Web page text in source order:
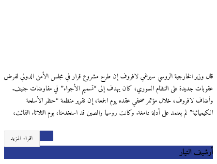
قال وزير الخارجية الروسي سيرغي لافروف إن طرح مشروع قرار في مجلس الأمن الدولي لفرض
عقوبات جديدة على النظام السوري، كان يهدف إلى “تسميم الأجواء” في مفاوضات جنيف.
وأضاف لافروف، خلال مؤتمر صحفي عقده يوم الجمعة، إن تقرير منظمة “حظر الأسلحة
الكيميائية” لم يعتمد على أدلة دامغة. وكانت روسيا والصين قد استخدمتا، يوم الثلاثاء الفائت،
اقراء المزيد
أرشيف التيار